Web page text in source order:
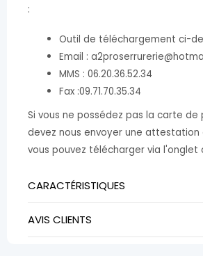
:
Outil de téléchargement ci-
Email :
MMS : 06.20.36.52.34
Fax :09.71.70.35.34
Si vous ne possédez pas la carte de
devez nous envoyer une
vous pouvez télécharger via l'onglet
CARACTÉRISTIQUES
AVIS CLIENTS